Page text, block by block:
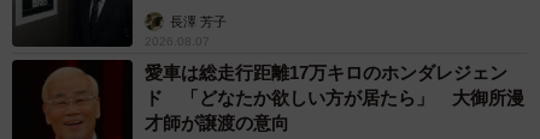
長澤 芳子
2026.08.07
愛車は総走行距離17万キロのホンダレジェン
ド 「どなたか欲しい方が居たら」 大御所漫
才師が譲渡の意向